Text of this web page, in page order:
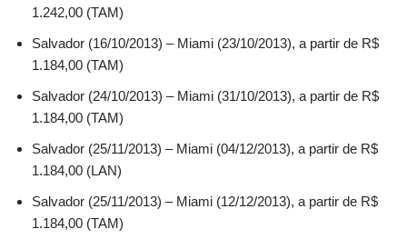
1.242,00 (TAM)
Salvador (16/10/2013) – Miami (23/10/2013), a partir de R$
1.184,00 (TAM)
Salvador (24/10/2013) – Miami (31/10/2013), a partir de R$
1.184,00 (TAM)
Salvador (25/11/2013) – Miami (04/12/2013), a partir de R$
1.184,00 (LAN)
Salvador (25/11/2013) – Miami (12/12/2013), a partir de R$
1.184,00 (TAM)